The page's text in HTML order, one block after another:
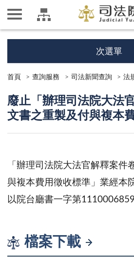
次選單
首頁 查詢服務 司法新聞查詢 法
廢止「辦理司法院大法
文書之重製及付與複本
「辦理司法院大法官解釋案件
與複本費用徵收標準」業經本
以院台廳書一字第1110006859
檔案下載